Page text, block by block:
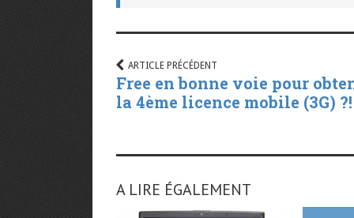
ARTICLE PRÉCÉDENT
Free en bonne voie pour
la 4ème licence mobile (3G) ?!
A LIRE ÉGALEMENT